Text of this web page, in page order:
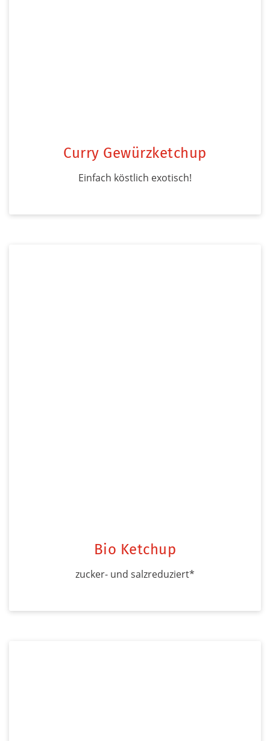
Curry Gewürzketchup
Einfach köstlich exotisch!
Bio Ketchup
zucker- und salzreduziert*